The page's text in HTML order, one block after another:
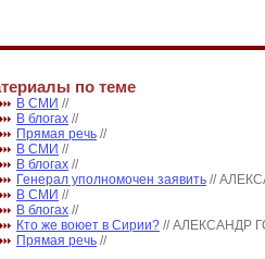
по теме
В СМИ //
В блогах //
Прямая речь //
В СМИ //
В блогах //
Генерал уполномочен заявить //
В СМИ //
В блогах //
Кто же воюет в Сирии? // АЛЕКСАНДР
Прямая речь //